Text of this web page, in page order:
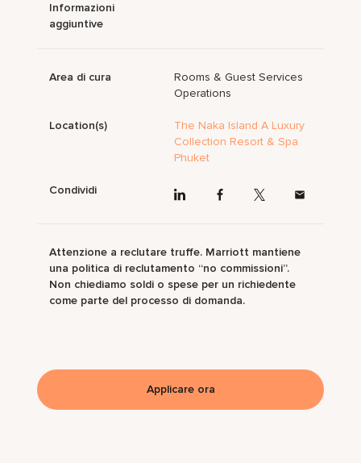
Informazioni
aggiuntive
Area di cura
Rooms & Guest Services
Operations
Location(s)
The Naka Island A Luxury
Collection Resort & Spa
Phuket
Condividi
Attenzione a reclutare truffe. Marriott mantiene
una politica di reclutamento “no commissioni”.
Non chiediamo soldi o spese per un richiedente
come parte del processo di domanda.
Applicare ora